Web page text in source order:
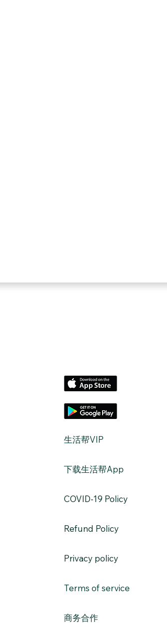
​生活帮VIP
​下载生活帮App
​COVID-19 Policy
Refund Policy
Privacy policy
Terms of service
​商务合作​​